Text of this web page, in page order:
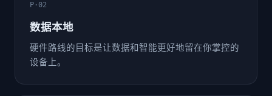
P·02
数据本地
硬件路线的目标是让数据和智能更好地留在你掌控的
设备上。